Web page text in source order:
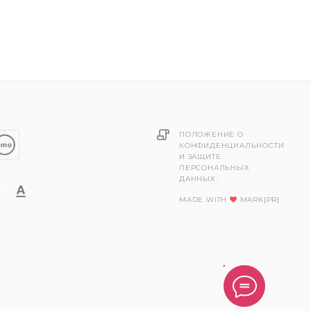
ПОЛОЖЕНИЕ О
КОНФИДЕНЦИАЛЬНОСТИ
И ЗАЩИТЕ
ПЕРСОНАЛЬНЫХ
ДАННЫХ.
MADE WITH MARK[PR]